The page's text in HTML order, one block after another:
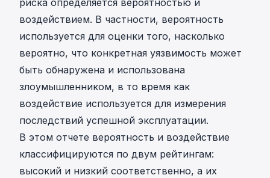
риска определяется вероятностью и
воздействием. В частности, вероятность
используется для оценки того, насколько
вероятно, что конкретная уязвимость может
быть обнаружена и использована
злоумышленником, в то время как
воздействие используется для измерения
последствий успешной эксплуатации.
В этом отчете вероятность и воздействие
классифицируются по двум рейтингам:
высокий и низкий соответственно, а их